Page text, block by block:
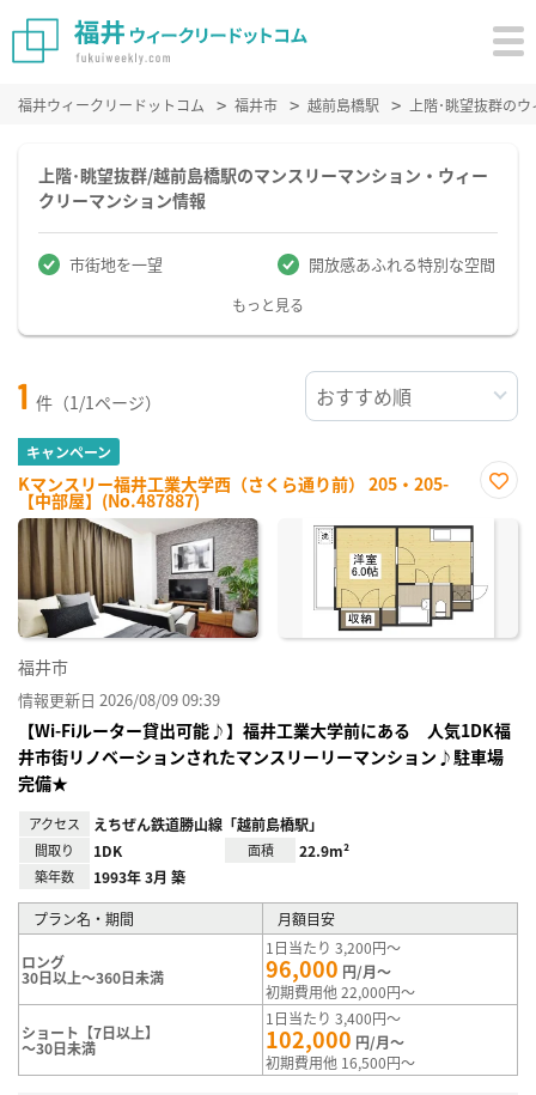
福井ウィークリードットコム 福井市 越前島橋駅 上階･眺望抜群の
上階･眺望抜群/越前島橋駅のマンスリーマンション・ウィー
クリーマンション情報
市街地を一望 開放感あふれる特別な空間
もっと見る
1 件（1/1ページ）
キャンペーン
Kマンスリー福井工業大学西（さくら通り前） 205・205-
【中部屋】(No.487887)
に入
福井市
情報更新日 2026/08/09 09:39
【Wi-Fiルーター貸出可能♪】福井工業大学前にある 人気1DK福
井市街リノベーションされたマンスリーリーマンション♪駐車場
完備★
アクセス えちぜん鉄道勝山線「越前島橋駅」
間取り 1DK 面積 22.9m²
築年数 1993年 3月 築
プラン名・期間 月額目安
ロング
30日以上～360日未満
1日当たり 3,200円～
96,000 円/月～
初期費用他 22,000円～
ショート【7日以上】
～30日未満
1日当たり 3,400円～
102,000 円/月～
初期費用他 16,500円～